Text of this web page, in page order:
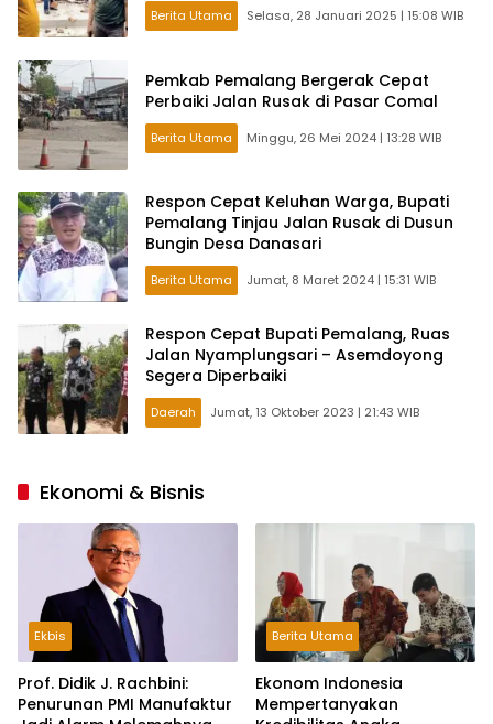
Berita Utama Selasa, 28 Januari 2025 | 15:08 WIB
Pemkab Pemalang Bergerak Cepat
Perbaiki Jalan Rusak di Pasar Comal
Berita Utama Minggu, 26 Mei 2024 | 13:28 WIB
Respon Cepat Keluhan Warga, Bupati
Pemalang Tinjau Jalan Rusak di Dusun
Bungin Desa Danasari
Berita Utama Jumat, 8 Maret 2024 | 15:31 WIB
Respon Cepat Bupati Pemalang, Ruas
Jalan Nyamplungsari – Asemdoyong
Segera Diperbaiki
Daerah Jumat, 13 Oktober 2023 | 21:43 WIB
Ekonomi & Bisnis
Ekbis
Prof. Didik J. Rachbini:
Penurunan PMI Manufaktur
Berita Utama
Ekonom Indonesia
Mempertanyakan